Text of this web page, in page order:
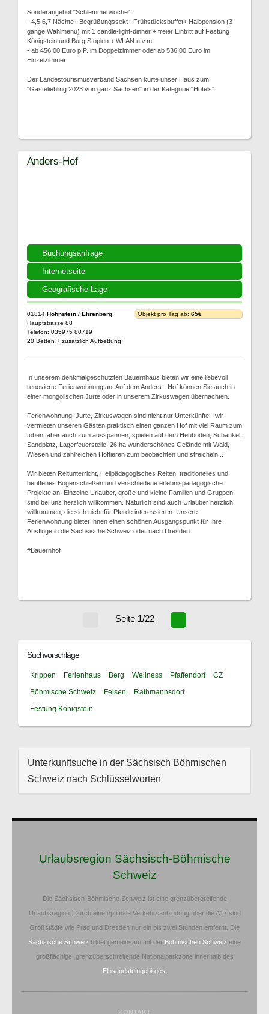
Sonderangebot "Schlemmerwoche":
- 4,5,6,7 Nächte+ Begrüßungssekt+ Frühstücksbuffet+ Halbpension (3-
gänge Wahlmenü) mit 1 candle-light-dinner + freier Eintritt auf Festung
Königstein und Burg Stoplen + WLAN u.v.m.
- ab 456,00 Euro p.P. im Doppelzimmer oder ab 536,00 Euro im
Einzelzimmer
Der Landestourismusverband Sachsen kürte unser Haus zum
"Gästeliebling 2023 von ganz Sachsen" in der Kategorie "Hotels".
Buchungsanfrage
Internetseite
Geografische Lage
Anders-Hof
01814 Hohnstein / Ehrenberg
Hauptstrasse 88
Telefon: 035975 80719
20 Betten + zusätzlich Aufbettung
Objekt pro Tag ab: 65€
In unserem denkmalgeschützten Bauernhaus bieten wir eine liebevoll
renovierte Ferienwohnung an. Auf dem Anders - Hof können Sie auch in
einer mongolischen Jurte oder in unserem Zirkuswagen übernachten.
Ferienwohnung, Jurte, Zirkuswagen sind nicht nur Unterkünfte - wir
vermieten unseren Gästen praktisch einen ganzen Hof mit viel Raum zum
toben, aber auch zum ausspannen, spielen auf dem Heuboden, Schaukel,
Sandplatz, Lagerfeuerstelle, 26 ha wunderschönes Gelände mit Wald,
Wiesen und zahlreichen Hoftieren zum beobachten und streicheln...
Wir bieten Reitunterricht, Heilpädagogisches Reiten, traditionelles und
berittenes Bogenschießen und verschiedene erlebnispädagogische
Projekte an. Einzelne Urlauber, große und kleine Familien und Gruppen
sind bei uns herzlich willkommen. Natürlich sind auch Urlauber herzlich
willkommen, die sich nicht für Pferde interessieren. Unsere
Ferienwohnung bietet Ihnen einen schönen Ausgangspunkt für Ihre
Ausflüge in die Sächsische Schweiz oder nach Dresden.
#Bauernhof
Seite 1/22
Suchvorschläge
Krippen Ferienhaus Berg Wellness Pfaffendorf
CZ
Böhmische Schweiz
Felsen
Rathmannsdorf
Festung Königstein
Unterkunftsuche in der Sächsisch Böhmischen
Schweiz nach Schlüsselworten
Urlaubsregion Sächsisch-Böhmische
Schweiz
Die Sächsisch-Böhmische Schweiz ist eine grenzübergreifende
Urlaubsregion. Durch eine optimale Verkehrsanbindung über die A17 sind
Großstädte wie Prag und Dresden nur ein bis zwei Stunden entfernt. Die
Sächsische Schweiz bildet gemeinsam mit der Böhmischen Schweiz eine
großflächige, grenzüberschreitende Nationalparkzone innerhalb des
Elbsandsteingebirges
KONTAKT